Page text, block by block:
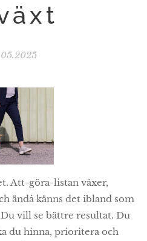
Att-göra-listan växer,
ändå känns det ibland som
vill se bättre resultat. Du
du hinna, prioritera och